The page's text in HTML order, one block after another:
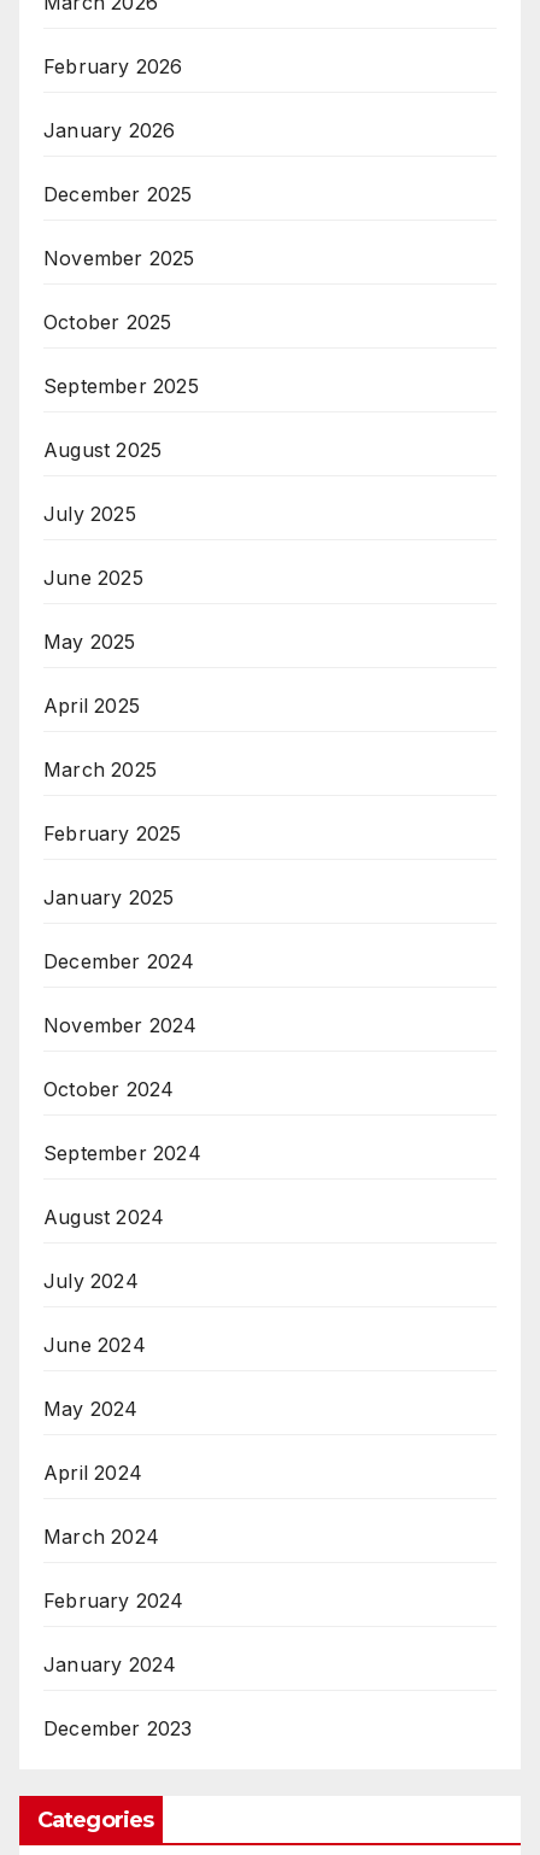
February 2026
January 2026
December 2025
November 2025
October 2025
September 2025
August 2025
July 2025
June 2025
May 2025
April 2025
March 2025
February 2025
January 2025
December 2024
November 2024
October 2024
September 2024
August 2024
July 2024
June 2024
May 2024
April 2024
March 2024
February 2024
January 2024
December 2023
Categories